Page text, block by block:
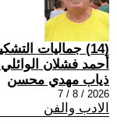
(14) جماليات
أحمد فشلان
ذياب مهدي محسن
2026 / 8 / 7
الادب والفن